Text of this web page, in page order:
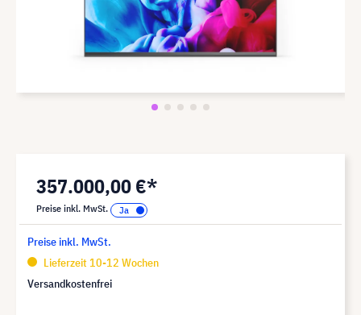
357.000,00 €*
Preise inkl. MwSt.
Preise inkl. MwSt.
Lieferzeit 10-12 Wochen
Versandkostenfrei